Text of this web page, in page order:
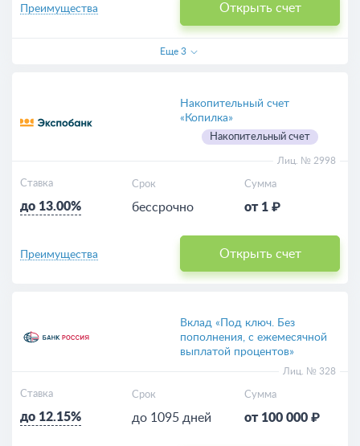
Открыть счет
Преимущества
Еще 3
Накопительный счет
«Копилка»
Накопительный счет
Лиц. № 2998
Ставка
до 13.00%
Срок
бессрочно
Сумма
от 1 ₽
Открыть счет
Преимущества
Вклад «Под ключ. Без
пополнения, с ежемесячной
выплатой процентов»
Лиц. № 328
Ставка
до 12.15%
Срок
до 1095 дней
Сумма
от 100 000 ₽